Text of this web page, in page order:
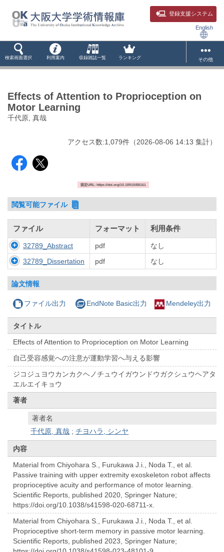
登録支援システム
English
検索画面選択 利用案内 収録雑誌一覧 ランキング その他
Effects of Attention to Proprioception on
Motor Learning
千代原, 真哉
アクセス数:1,079件 （2026-08-06 14:13 集計）
固定URL: https://doi.org/10.18910/88161
閲覧可能ファイル
ファイル フォーマット 利用条件
32789_Abstract pdf
なし
32789_Dissertation
pdf なし
論文情報
ファイル出力 EndNote Basic出力 Mendeley出力
タイトル
Effects of Attention to Proprioception on Motor Learning
自己受容感覚への注意が運動学習へ与える影響
ジコジュヨウカンカクヘノチュウイガウンドウガクシュウヘアタ
エルエイキョウ
著者
著者名
千代原, 真哉 ;チヨハラ, シンヤ
内容
Material from Chiyohara S., Furukawa J.i., Noda T., et al.
Passive training with upper extremity exoskeleton robot affects
proprioceptive acuity and performance of motor learning.
Scientific Reports, published 2020, Springer Nature;
https://doi.org/10.1038/s41598-020-68711-x.
Material from Chiyohara S., Furukawa J.i., Noda T., et al.
Proprioceptive short-term memory in passive motor learning.
Scientific Reports, published 2023, Springer Nature;